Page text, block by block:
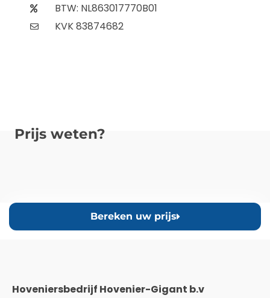
BTW: NL863017770B01
KVK 83874682
Prijs weten?
Bereken uw prijs
Hoveniersbedrijf Hovenier-Gigant b.v